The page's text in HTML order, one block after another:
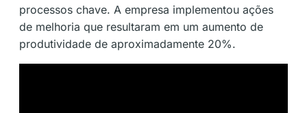
processos chave. A empresa implementou ações
de melhoria que resultaram em um aumento de
produtividade de aproximadamente 20%.